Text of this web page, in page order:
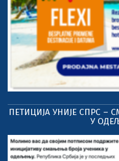
ПЕТИЦИЈА УНИЈЕ СПРС –
У